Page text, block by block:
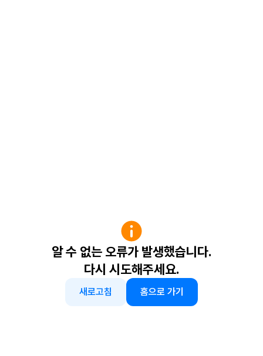
알 수 없는 오류가 발생했습니다.
다시 시도해주세요.
새로고침 홈으로 가기